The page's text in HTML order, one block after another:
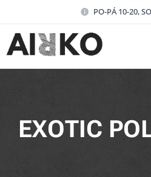
PO-PÁ 10-20,
EXOTIC